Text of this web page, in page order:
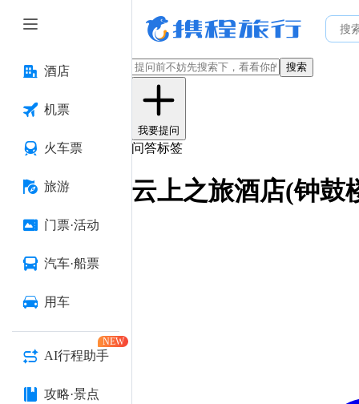
酒店
机票
火车票
旅游
门票·活动
汽车·船票
用车
AI行程助手
NEW
攻略·景点
搜索
我要提问
问答标签
云上之旅酒店(钟鼓